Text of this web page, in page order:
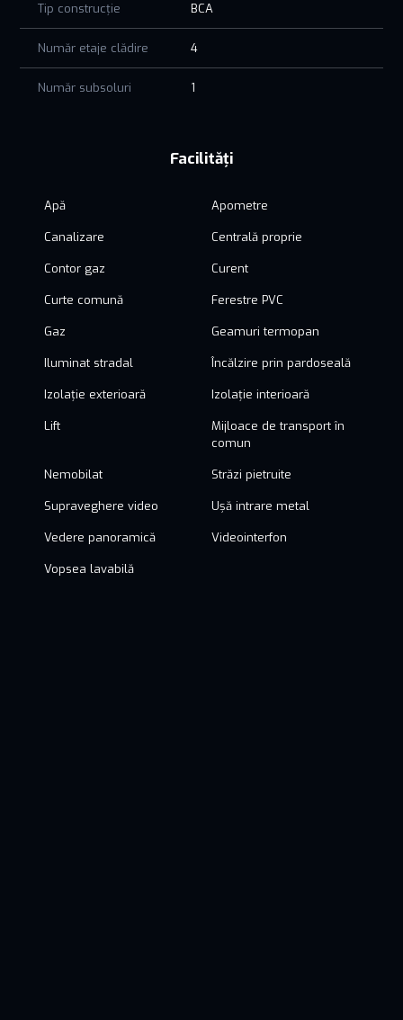
Tip construcție BCA
Număr etaje clădire 4
Număr subsoluri 1
Facilități
Apă Apometre
Canalizare Centrală proprie
Contor gaz Curent
Curte comună Ferestre PVC
Gaz Geamuri termopan
Iluminat stradal Încălzire prin pardoseală
Izolație exterioară Izolație interioară
Lift
Mijloace de transport în
comun
Nemobilat Străzi pietruite
Supraveghere video Ușă intrare metal
Vedere panoramică Videointerfon
Vopsea lavabilă